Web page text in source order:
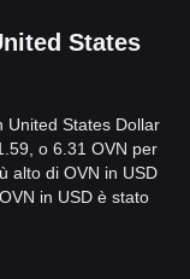
States
United States Dollar
o 6.31 OVN per
alto di OVN in USD
in USD è stato